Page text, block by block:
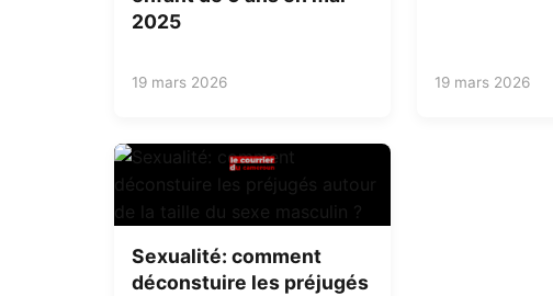
2025
19 mars 2026 19 mars 2026
Sexualité: comment
déconstuire les préjugés